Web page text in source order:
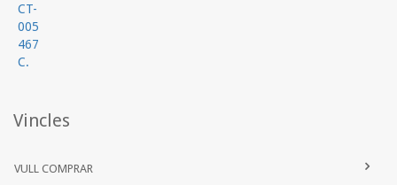
Vincles
VULL COMPRAR